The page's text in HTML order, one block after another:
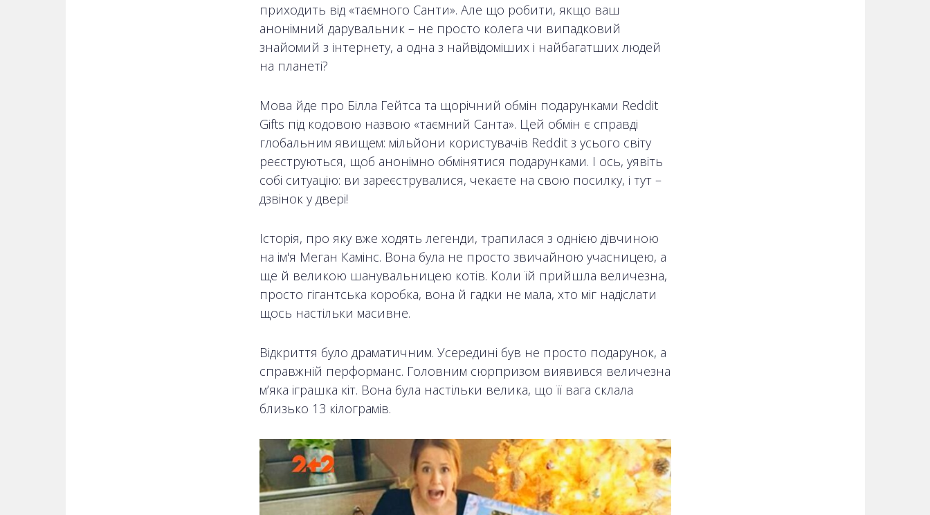
приходить від «таємного Санти». Але що робити, якщо ваш
анонімний дарувальник – не просто колега чи випадковий
знайомий з інтернету, а одна з найвідоміших і найбагатших людей
на планеті?
Мова йде про Білла Гейтса та щорічний обмін подарунками Reddit
Gifts під кодовою назвою «таємний Санта». Цей обмін є справді
глобальним явищем: мільйони користувачів Reddit з усього світу
реєструються, щоб анонімно обмінятися подарунками. І ось, уявіть
собі ситуацію: ви зареєструвалися, чекаєте на свою посилку, і тут –
дзвінок у двері!
Історія, про яку вже ходять легенди, трапилася з однією дівчиною
на ім'я Меган Камінс. Вона була не просто звичайною учасницею, а
ще й великою шанувальницею котів. Коли їй прийшла величезна,
просто гігантська коробка, вона й гадки не мала, хто міг надіслати
щось настільки масивне.
Відкриття було драматичним. Усередині був не просто подарунок, а
справжній перформанс. Головним сюрпризом виявився величезна
м’яка іграшка кіт. Вона була настільки велика, що її вага склала
близько 13 кілограмів.